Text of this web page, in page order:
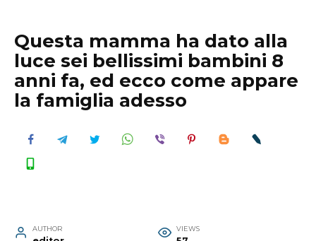
Questa mamma ha dato alla
luce sei bellissimi bambini 8
anni fa, ed ecco come appare
la famiglia adesso
AUTHOR VIEWS